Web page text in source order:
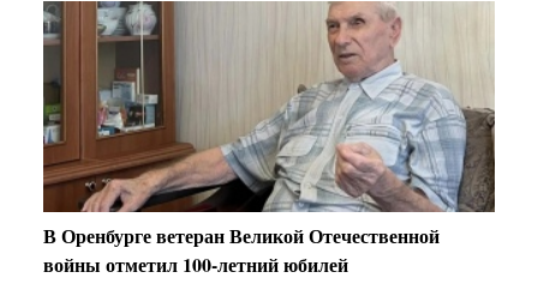
В Оренбурге ветеран Великой Отечественной
войны отметил 100-летний юбилей